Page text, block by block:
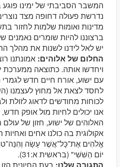
המשבר הסביבתי של ימינו פוגע
נדרשת פעולה דחופה מצד
מדינות ואומות שלמות לחזור
ברצוננו להיות שומרים נאמנים
יש לאל לידנו לשנות את מהלך
החלום של אלוהים: אמונתנו
ויחדשו אותה. כתוצאה ממערכת
עם ישוע, אורח חיים חדש לגמרי
אנו יכולים לחיות מול אופק
האלוהים של ישוע, חזון של
אקולוגית בה כולנו אחים
אֱלֹהִים אֶת־כָּל־אֲשֶׁר עָשָׂה
יוֹם הַשִּׁשִּׁי" (בראשית א:31).